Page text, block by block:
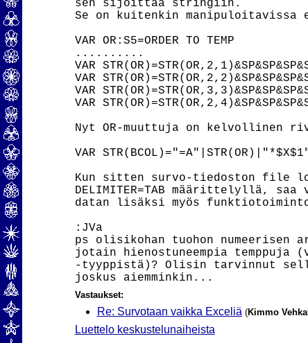
sen sijoittaa stringiin.
Se on kuitenkin manipuloitavissa
VAR OR:S5=ORDER TO TEMP
..........
VAR
VAR
VAR
VAR
Nyt OR-muuttuja on kelvollinen
VAR
Kun sitten survo-tiedoston file
DELIMITER=TAB määrittelyllä,
datan lisäksi myös
:JVa
ps olisikohan tuohon numeerisen
jotain hienostuneempia
-tyyppistä)? Olisin tarvinnut
Vastaukset:
Re: Survotaan vaikka Exceliä (Kimmo
Luettelo keskustelunaiheista